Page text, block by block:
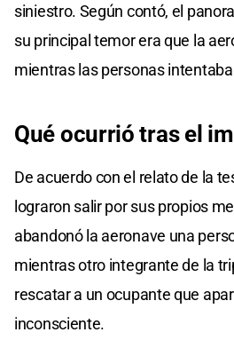
siniestro. Según contó, el
su principal temor era que la
mientras las personas
Qué ocurrió tras el
De acuerdo con el relato de la
lograron salir por sus propios
abandonó la aeronave una
mientras otro integrante de la
rescatar a un ocupante que
inconsciente.